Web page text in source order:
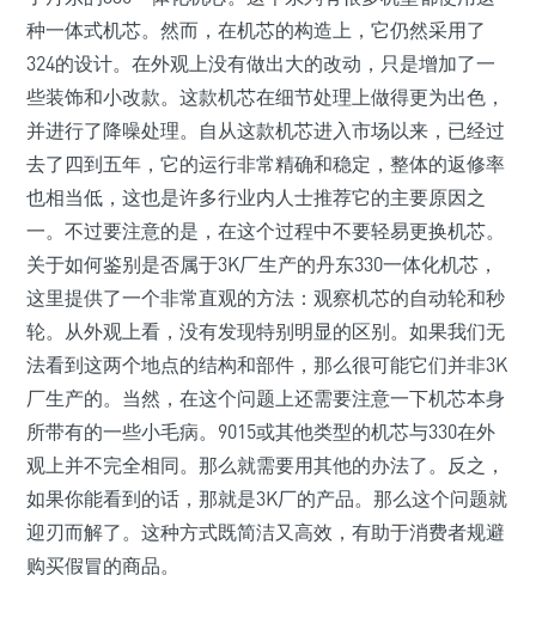
种一体式机芯。然而，在机芯的构造上，它仍然采用了
324的设计。在外观上没有做出大的改动，只是增加了一
些装饰和小改款。这款机芯在细节处理上做得更为出色，
并进行了降噪处理。自从这款机芯进入市场以来，已经过
去了四到五年，它的运行非常精确和稳定，整体的返修率
也相当低，这也是许多行业内人士推荐它的主要原因之
一。不过要注意的是，在这个过程中不要轻易更换机芯。
关于如何鉴别是否属于3K厂生产的丹东330一体化机芯，
这里提供了一个非常直观的方法：观察机芯的自动轮和秒
轮。从外观上看，没有发现特别明显的区别。如果我们无
法看到这两个地点的结构和部件，那么很可能它们并非3K
厂生产的。当然，在这个问题上还需要注意一下机芯本身
所带有的一些小毛病。9015或其他类型的机芯与330在外
观上并不完全相同。那么就需要用其他的办法了。反之，
如果你能看到的话，那就是3K厂的产品。那么这个问题就
迎刃而解了。这种方式既简洁又高效，有助于消费者规避
购买假冒的商品。